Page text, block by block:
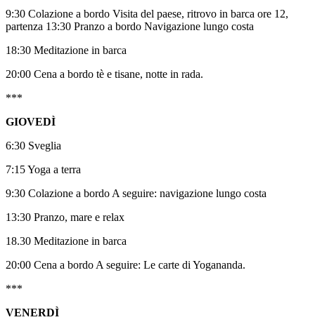
9:30 Colazione a bordo Visita del paese, ritrovo in barca ore 12,
partenza 13:30 Pranzo a bordo Navigazione lungo costa
18:30 Meditazione in barca
20:00 Cena a bordo tè e tisane, notte in rada.
***
GIOVEDÌ
6:30 Sveglia
7:15 Yoga a terra
9:30 Colazione a bordo A seguire: navigazione lungo costa
13:30 Pranzo, mare e relax
18.30 Meditazione in barca
20:00 Cena a bordo A seguire: Le carte di Yogananda.
***
VENERDÌ